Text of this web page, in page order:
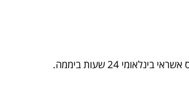
24 שעות ביממה.